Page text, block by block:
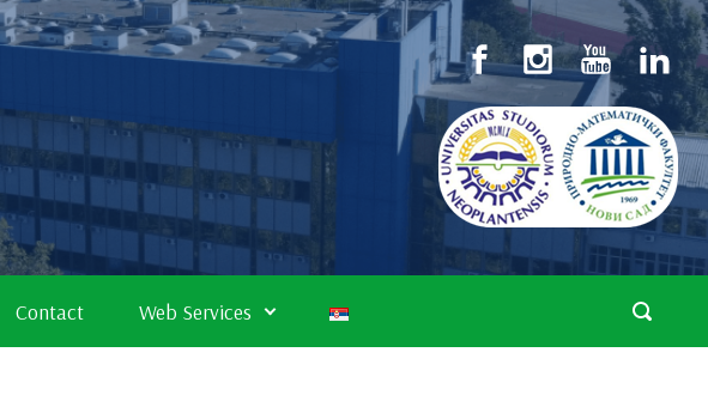
Contact Web Services